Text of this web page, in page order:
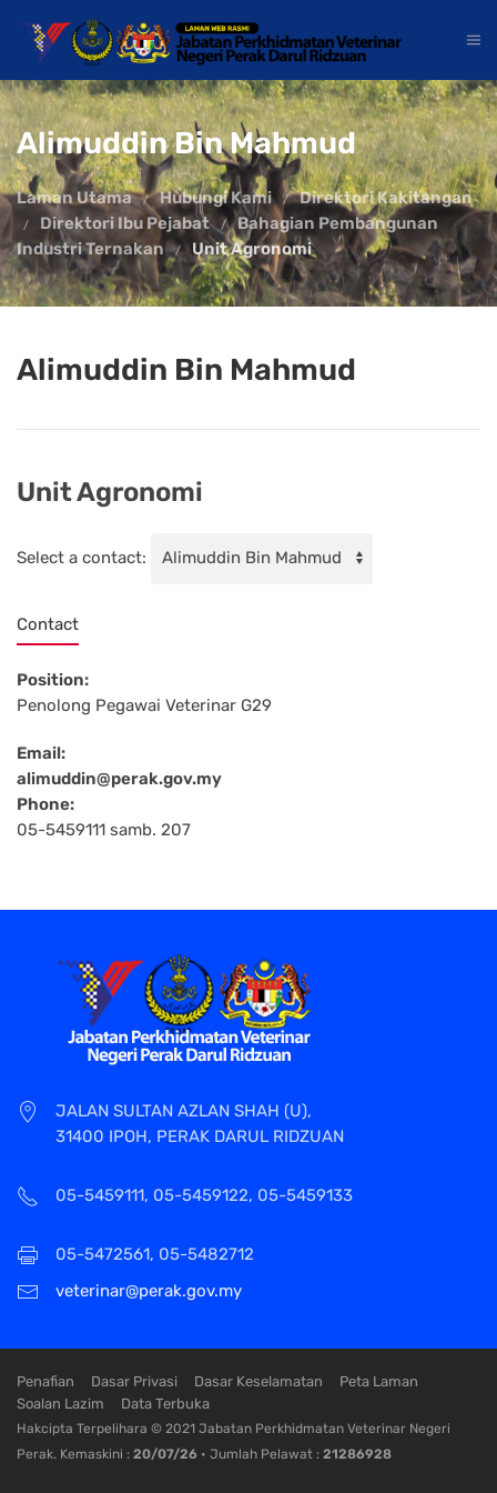
Alimuddin Bin Mahmud
Laman Utama Hubungi Kami
Direktori Kakitangan
Direktori Ibu Pejabat
Bahagian Pembangunan
Industri Ternakan
Unit Agronomi
Alimuddin Bin Mahmud
Unit Agronomi
Select a contact:
Contact
Position:
Penolong Pegawai Veterinar G29
Email:
alimuddin@perak.gov.my
Phone:
05-5459111 samb. 207
JALAN SULTAN AZLAN SHAH (U),
31400 IPOH, PERAK DARUL RIDZUAN
05-5459111, 05-5459122, 05-5459133
05-5472561, 05-5482712
veterinar@perak.gov.my
Penafian Dasar Privasi Dasar Keselamatan
Peta Laman
Soalan Lazim
Data Terbuka
Hakcipta Terpelihara © 2021 Jabatan Perkhidmatan Veterinar Negeri
Perak. Kemaskini : 20/07/26 • Jumlah Pelawat : 21286928